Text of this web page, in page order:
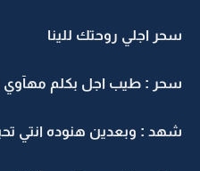
سحر اجلي روحتك للينا
سحر : طيب اجل بكلم مهآوي
شهد : وبعدين هنوده انتي